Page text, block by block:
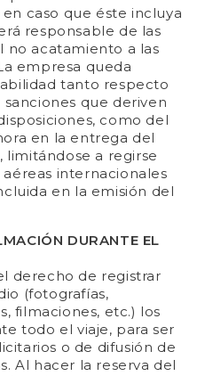
caso que éste incluya
responsable de las
no acatamiento a las
empresa queda
tanto respecto
que deriven
como del
en la entrega del
limitándose a regirse
internacionales
en la emisión del
DURANTE EL
derecho de registrar
(fotografías,
filmaciones, etc.) los
todo el viaje, para ser
o de difusión de
Al hacer la reserva del